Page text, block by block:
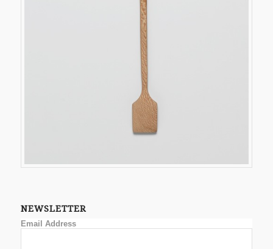
NEWSLETTER
Email Address